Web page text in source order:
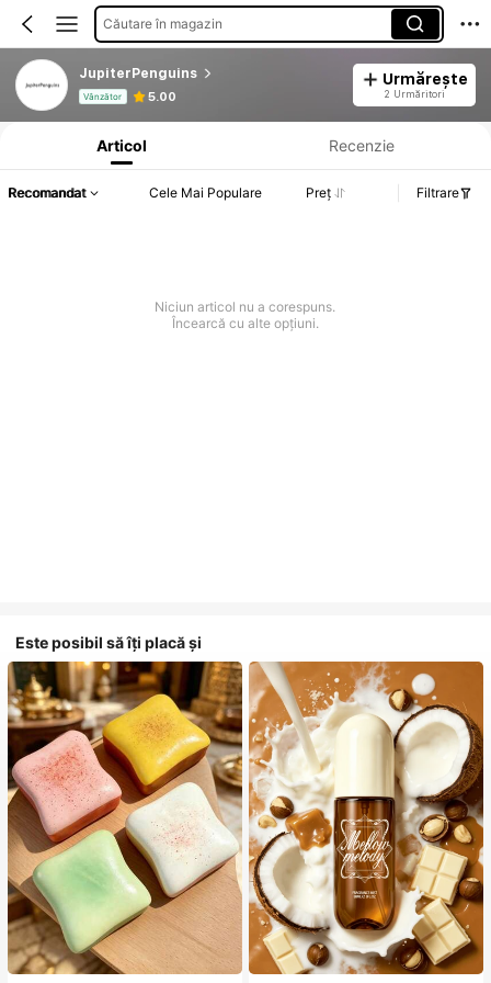
Căutare în magazin
JupiterPenguins
Vânzător 5.00
Urmărește
2 Urmăritori
Informații despre produs: Divulgarea prețului, detalii privind vânzările și stocul.
Articol Recenzie
Recomandat Cele Mai Populare Preț Filtrare
Niciun articol nu a corespuns.
Încearcă cu alte opțiuni.
Este posibil să îți placă și